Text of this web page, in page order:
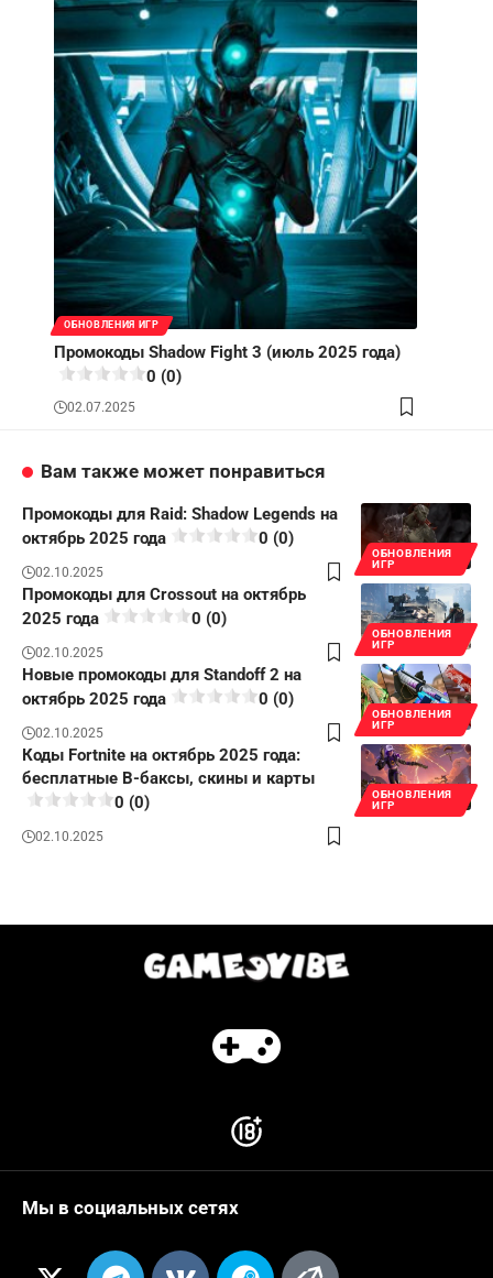
ОБНОВЛЕНИЯ ИГР
Промокоды Shadow Fight 3 (июль 2025 года)
0 (0)
02.07.2025
Вам также может понравиться
ОБНОВЛЕНИЯ
ИГР
Промокоды для Raid: Shadow Legends на
октябрь 2025 года
0 (0)
02.10.2025
ОБНОВЛЕНИЯ
ИГР
Промокоды для Crossout на октябрь
2025 года
0 (0)
02.10.2025
ОБНОВЛЕНИЯ
ИГР
Новые промокоды для Standoff 2 на
октябрь 2025 года
0 (0)
02.10.2025
ОБНОВЛЕНИЯ
ИГР
Коды Fortnite на октябрь 2025 года:
бесплатные В-баксы, скины и карты
0 (0)
02.10.2025
Мы в социальных сетях